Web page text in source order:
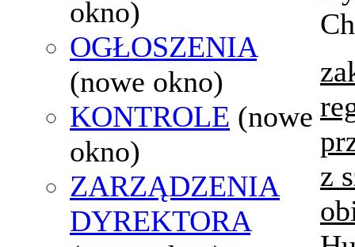
okno)
OGŁOSZENIA
(nowe okno)
KONTROLE (nowe
okno)
ZARZĄDZENIA
DYREKTORA
z